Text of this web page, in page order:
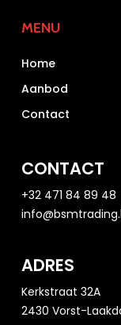
MENU
Home
Aanbod
Contact
CONTACT
+32 471 84 89 48
ADRES
Kerkstraat 32A
2430 Vorst-